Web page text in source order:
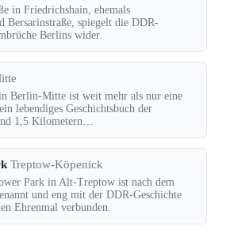
in Friedrichshain, ehemals
Bersarinstraße, spiegelt die DDR-
Berlins wider.
Berlin-Mitte ist weit mehr als nur eine
lebendiges Geschichtsbuch der
1,5 Kilometern…
Treptow-Köpenick
Park in Alt-Treptow ist nach dem
und eng mit der DDR-Geschichte
Ehrenmal verbunden.